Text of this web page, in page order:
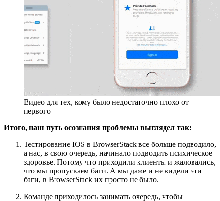
Видео для тех, кому было недостаточно плохо от
первого
Итого, наш путь осознания проблемы выглядел так:
Тестирование IOS в BrowserStack все больше подводило,
а нас, в свою очередь, начинало подводить психическое
здоровье. Потому что приходили клиенты и жаловались,
что мы пропускаем баги. А мы даже и не видели эти
баги, в BrowserStack их просто не было.
Команде приходилось занимать очередь, чтобы